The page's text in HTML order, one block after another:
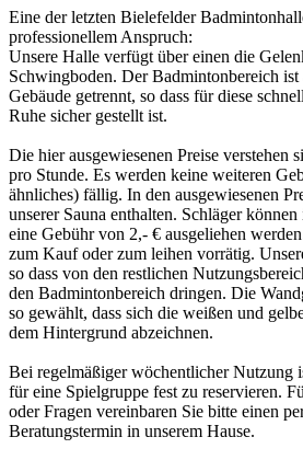
Eine der letzten Bielefelder
professionellem Anspruch:
Unsere Halle verfügt über einen die
Schwingboden. Der Badmintonbereich
Gebäude getrennt, so dass für diese
Ruhe sicher gestellt ist.
Die hier ausgewiesenen Preise verstehen
pro Stunde. Es werden keine weiteren
ähnliches) fällig. In den ausgewiesenen
unserer Sauna enthalten. Schläger
eine Gebühr von 2,- € ausgeliehen
zum Kauf oder zum leihen vorrätig.
so dass von den restlichen
den Badmintonbereich dringen. Die
so gewählt, dass sich die weißen und
dem Hintergrund abzeichnen.
Bei regelmäßiger wöchentlicher Nutzung
für eine Spielgruppe fest zu reservieren.
oder Fragen vereinbaren Sie bitte einen
Beratungstermin in unserem Hause.